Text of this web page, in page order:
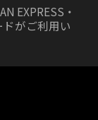
EXPRESS・
がご利用い